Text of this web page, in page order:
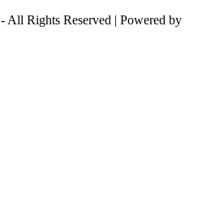
- All Rights Reserved | Powered by